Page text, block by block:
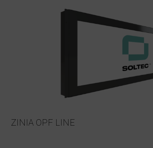
ZINIA OPF LINE